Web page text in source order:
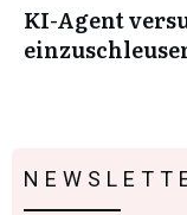
KI-Agent